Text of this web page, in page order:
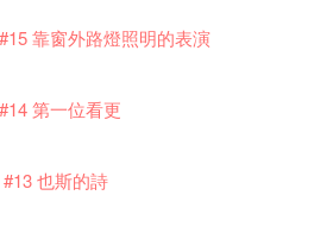
李賢治‧翁士傑‧賴孝哲 展覽
Fringe
Sony Chan!
野
at 7pm*
、演員、劇作家以及即興演出者。她
色的喜劇演出營造出了一個溫暖又迷
自主地愛上舞台上的她！
售票處將於2017年1月14日(六)後結
#2 前世的秘密
術文化生活！
靠窗外路燈照明的表演
第一位看更
#13 也斯的詩